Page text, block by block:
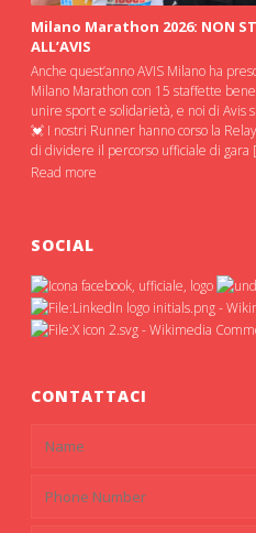
Milano Marathon 2026: NON
ALL’AVIS
Anche quest’anno AVIS Milano ha
Milano Marathon con 15 staffette
unire sport e solidarietà, e noi di Avis
💓 I nostri Runner hanno corso la
di dividere il percorso ufficiale di gara
Read more
SOCIAL
CONTATTACI